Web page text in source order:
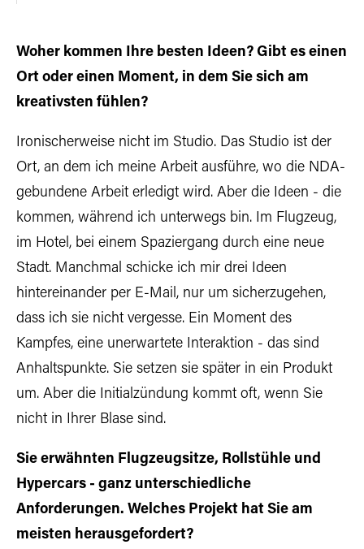
Woher kommen Ihre besten Ideen? Gibt es einen
Ort oder einen Moment, in dem Sie sich am
kreativsten fühlen?
Ironischerweise nicht im Studio. Das Studio ist der
Ort, an dem ich meine Arbeit ausführe, wo die NDA-
gebundene Arbeit erledigt wird. Aber die Ideen - die
kommen, während ich unterwegs bin. Im Flugzeug,
im Hotel, bei einem Spaziergang durch eine neue
Stadt. Manchmal schicke ich mir drei Ideen
hintereinander per E-Mail, nur um sicherzugehen,
dass ich sie nicht vergesse. Ein Moment des
Kampfes, eine unerwartete Interaktion - das sind
Anhaltspunkte. Sie setzen sie später in ein Produkt
um. Aber die Initialzündung kommt oft, wenn Sie
nicht in Ihrer Blase sind.
Sie erwähnten Flugzeugsitze, Rollstühle und
Hypercars - ganz unterschiedliche
Anforderungen. Welches Projekt hat Sie am
meisten herausgefordert?